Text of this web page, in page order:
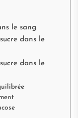
le sang
dans le
dans le